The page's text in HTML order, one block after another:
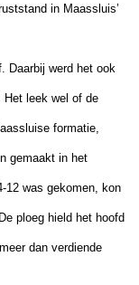
in Maassluis’
Daarbij werd het ook
Het leek wel of de
formatie,
gemaakt in het
12 was gekomen, kon
ploeg hield het hoofd
dan verdiende